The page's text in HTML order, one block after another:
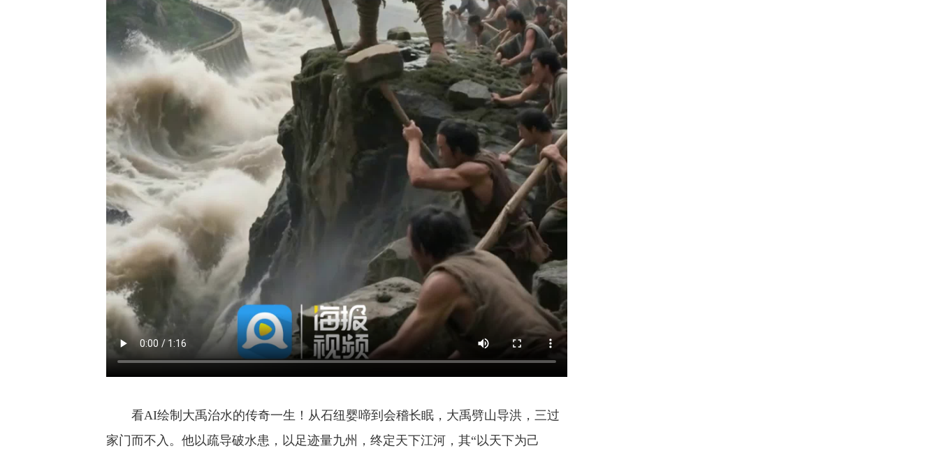
看AI绘制大禹治水的传奇一生！从石纽婴啼到会稽长眠，大禹劈山导洪，三过
家门而不入。他以疏导破水患，以足迹量九州，终定天下江河，其“以天下为己